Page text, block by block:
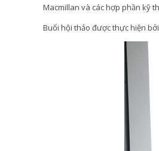
Macmillan và các hợp phần kỹ
Buổi hội thảo được thực hiện